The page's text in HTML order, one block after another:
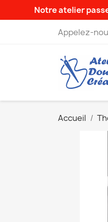
Notre atelier
Appelez-
Accueil